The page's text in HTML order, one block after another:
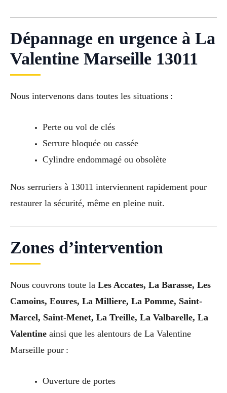
Dépannage en urgence à La
Valentine Marseille 13011
Nous intervenons dans toutes les situations :
Perte ou vol de clés
Serrure bloquée ou cassée
Cylindre endommagé ou obsolète
Nos serruriers à 13011 interviennent rapidement pour
restaurer la sécurité, même en pleine nuit.
Zones d’intervention
Nous couvrons toute la Les Accates, La Barasse, Les
Camoins, Eoures, La Milliere, La Pomme, Saint-
Marcel, Saint-Menet, La Treille, La Valbarelle, La
Valentine ainsi que les alentours de La Valentine
Marseille pour :
Ouverture de portes